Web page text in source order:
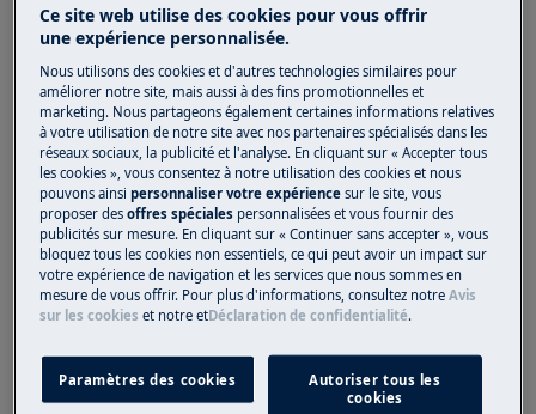
L'utilisation répétée et continue de
programmes à basse température peut
laisser des résidus de détergent,
d'assouplissant et des peluches dans la
machine et des bactéries peuvent se
développer dans la cuve. Cela peut
provoquer des odeurs nauséabondes et
des bactéries.
C'est pourquoi vous devez effectuer
régulièrement un lavage d'entretien (au
résidus et garder l'intérieur de la machine
propre.
Ce site web utilise des cookies pour vous offrir
une expérience personnalisée.
Nous utilisons des cookies et d'autres technologies similaires pour
améliorer notre site, mais aussi à des fins promotionnelles et
marketing. Nous partageons également certaines informations relatives
à votre utilisation de notre site avec nos partenaires spécialisés dans les
réseaux sociaux, la publicité et l'analyse. En cliquant sur « Accepter tous
les cookies », vous consentez à notre utilisation des cookies et nous
pouvons ainsipersonnaliser votre expériencesur le site, vous
proposer desoffres spéciales personnalisées et vous fournir des
publicités sur mesure. En cliquant sur « Continuer sans accepter », vous
bloquez tous les cookies non essentiels, ce qui peut avoir un impact sur
votre expérience de navigation et les services que nous sommes en
mesure de vous offrir. Pour plus d'informations, consultez notreAvis
sur les cookies et notreetDéclaration de confidentialité.
Paramètres des cookies
Autoriser tous les
cookies